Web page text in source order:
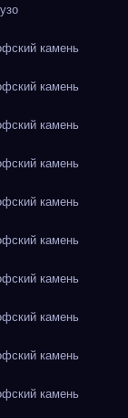
камень
камень
камень
камень
камень
камень
камень
камень
камень
камень